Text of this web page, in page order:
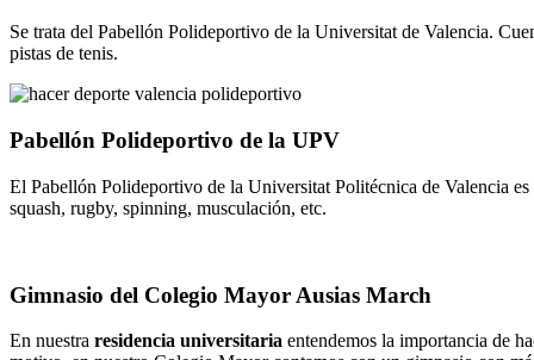
Se trata del Pabellón Polideportivo de la Universitat de Valencia.
pistas de tenis.
Pabellón Polideportivo de la UPV
El Pabellón Polideportivo de la Universitat Politécnica de Valencia
squash, rugby, spinning, musculación, etc.
Gimnasio del Colegio Mayor Ausias March
En nuestra residencia universitaria entendemos la importancia de